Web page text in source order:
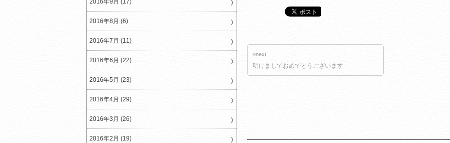
«next
明けましておめでとうございます
2016年9月 (17)
2016年8月 (6)
2016年7月 (11)
2016年6月 (22)
2016年5月 (23)
2016年4月 (29)
2016年3月 (26)
2016年2月 (19)